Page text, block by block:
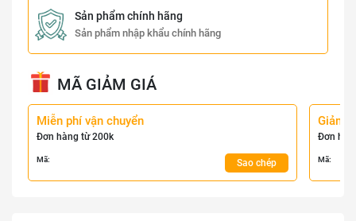
Sản phẩm chính hãng
Sản phẩm nhập khẩu chính hãng
MÃ GIẢM GIÁ
Miễn phí vận chuyển
Đơn hàng từ 200k
Mã: Sao chép
Giảm
Đơn
Mã: